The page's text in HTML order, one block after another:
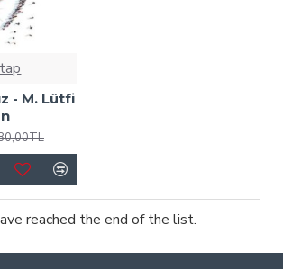
- M. Lütfi
reached the end of the list.